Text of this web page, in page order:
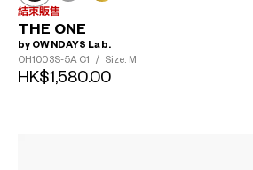
結束販售
THE ONE
by OWNDAYS Lab.
OH1003S-5A C1 / Size: M
HK$1,580.00